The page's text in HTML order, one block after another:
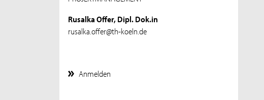
Rusalka Offer, Dipl. Dok.in
rusalka.offer@th-koeln.de
Anmelden